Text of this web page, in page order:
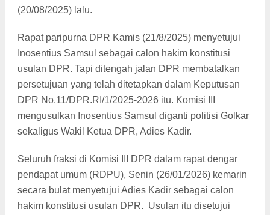
(20/08/2025) lalu.
Rapat paripurna DPR Kamis (21/8/2025) menyetujui
Inosentius Samsul sebagai calon hakim konstitusi
usulan DPR. Tapi ditengah jalan DPR membatalkan
persetujuan yang telah ditetapkan dalam Keputusan
DPR No.11/DPR.RI/1/2025-2026 itu. Komisi III
mengusulkan Inosentius Samsul diganti politisi Golkar
sekaligus Wakil Ketua DPR, Adies Kadir.
Seluruh fraksi di Komisi III DPR dalam rapat dengar
pendapat umum (RDPU), Senin (26/01/2026) kemarin
secara bulat menyetujui Adies Kadir sebagai calon
hakim konstitusi usulan DPR. Usulan itu disetujui